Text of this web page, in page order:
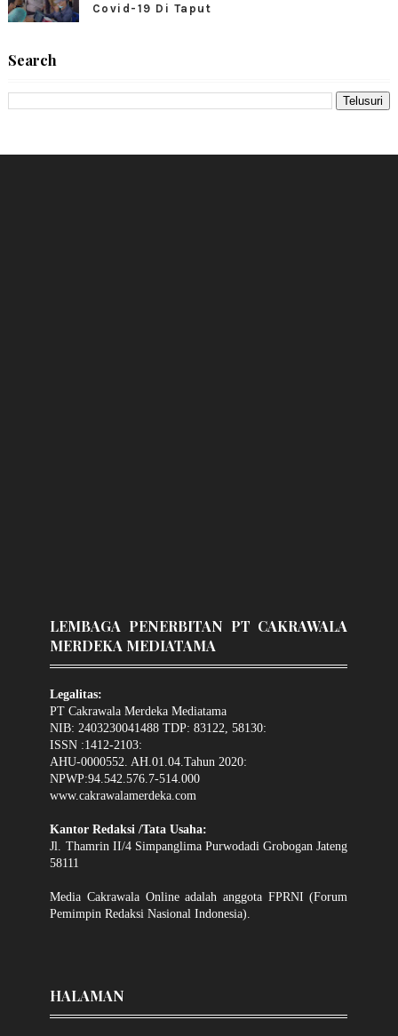
Covid-19 Di Taput
Search
LEMBAGA PENERBITAN PT CAKRAWALA
MERDEKA MEDIATAMA
Legalitas:
PT Cakrawala Merdeka Mediatama
NIB: 2403230041488 TDP: 83122, 58130:
ISSN :1412-2103:
AHU-0000552. AH.01.04.Tahun 2020:
NPWP:94.542.576.7-514.000
www.cakrawalamerdeka.com
Kantor Redaksi /Tata Usaha:
Jl. Thamrin II/4 Simpanglima Purwodadi Grobogan Jateng
58111
Media Cakrawala Online adalah anggota FPRNI (Forum
Pemimpin Redaksi Nasional Indonesia).
HALAMAN